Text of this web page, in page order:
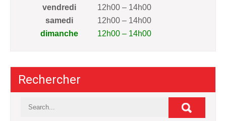
vendredi
12h00 – 14h00
samedi
12h00 – 14h00
dimanche
12h00 – 14h00
Rechercher